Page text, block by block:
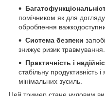
помічником як для
оброблення
Система безпеки
знижує ризик травмування.
Практичність і
стабільну продуктивність і
мінімальних зусиль.
Цей тример стане чудовим